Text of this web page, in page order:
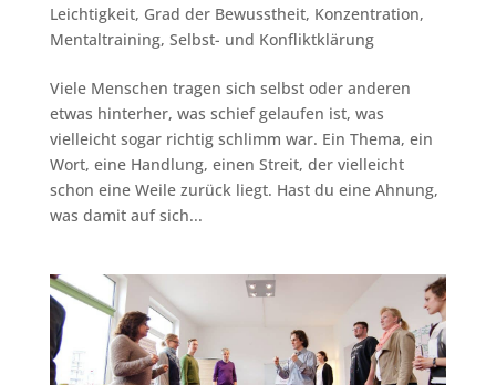
Leichtigkeit, Grad der Bewusstheit, Konzentration,
Mentaltraining, Selbst- und Konfliktklärung
Viele Menschen tragen sich selbst oder anderen
etwas hinterher, was schief gelaufen ist, was
vielleicht sogar richtig schlimm war. Ein Thema, ein
Wort, eine Handlung, einen Streit, der vielleicht
schon eine Weile zurück liegt. Hast du eine Ahnung,
was damit auf sich...